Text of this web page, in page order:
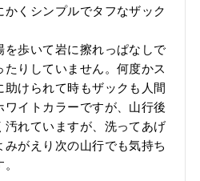
かくシンプルでタフなザック
を歩いて岩に擦れっぱなしで
たりしていません。何度かス
助けられて時もザックも人間
ワイトカラーですが、山行後
汚れていますが、洗ってあげ
みがえり次の山行でも気持ち